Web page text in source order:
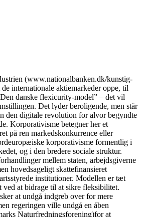
(www.nationalbanken.dk/kunstig-
internationale aktiemarkeder oppe, til
danske flexicurity-model” – det vil
Det lyder beroligende, men står
den digitale revolution for alvor begyndte
Korporativisme betegner her et
på ren markedskonkurrence eller
korporativisme formentlig i
og i den bredere sociale struktur.
mellem staten, arbejdsgiverne
hovedsageligt skattefinansieret
institutioner. Modellen er tæt
at bidrage til at sikre fleksibilitet.
at undgå indgreb over for mere
regeringen ville undgå en åben
Naturfredningsforening)for at